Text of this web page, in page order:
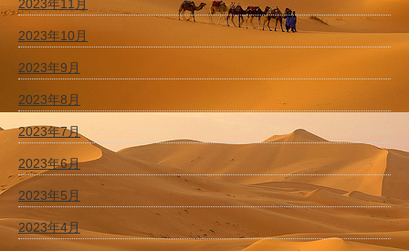
2023年11月
2023年10月
2023年9月
2023年8月
2023年7月
2023年6月
2023年5月
2023年4月